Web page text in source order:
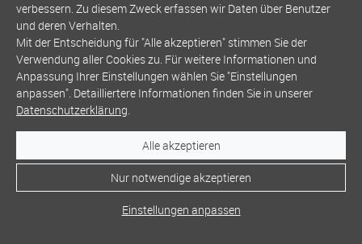
verbessern. Zu diesem Zweck erfassen wir Daten über Benutzer
und deren Verhalten.
Mit der Entscheidung für "Alle akzeptieren" stimmen Sie der
Verwendung aller Cookies zu. Für weitere Informationen und
Anpassung Ihrer Einstellungen wählen Sie "Einstellungen
anpassen". Detailliertere Informationen finden Sie in unserer
Datenschutzerklärung.
Alle akzeptieren
Nur notwendige akzeptieren
Einstellungen anpassen